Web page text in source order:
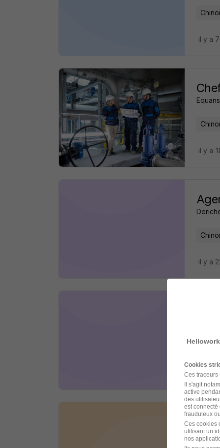
il y a
il y a
il y a
il y a
Cookies
Ces traceurs
Il s'agit
active
des
est connecté
frauduleux
Ces cookies
utilisant un
nos